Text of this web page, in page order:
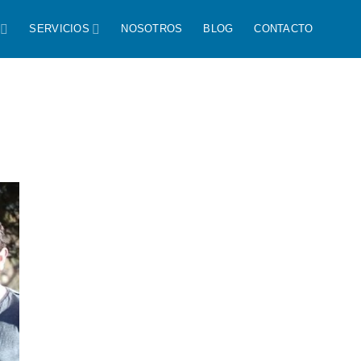
SERVICIOS NOSOTROS BLOG CONTACTO